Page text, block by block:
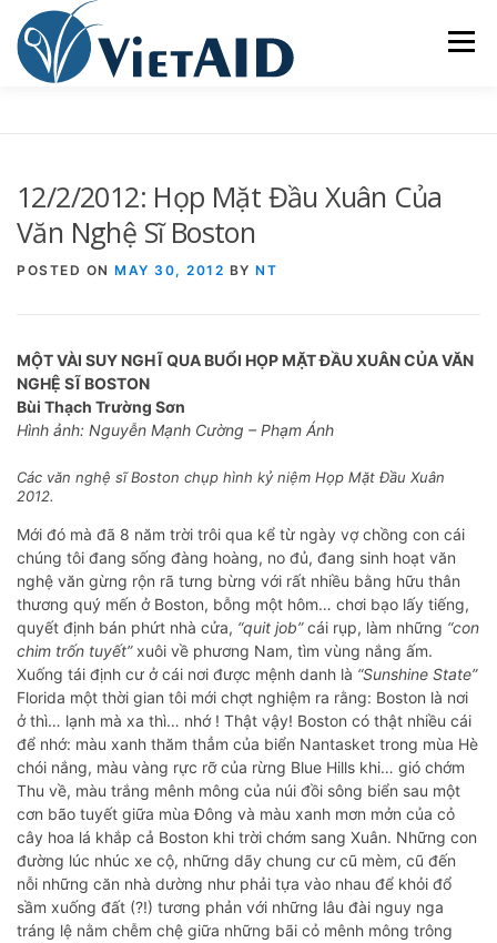
content
Menu
TRUNG TÂM CỘNG ĐỒNG SINH HOẠT
12/2/2012: Họp Mặt Đầu Xuân Của
Văn Nghệ Sĩ Boston
POSTED ON MAY 30, 2012 BY NT
MỘT VÀI SUY NGHĨ QUA BUỔI HỌP MẶT ĐẦU XUÂN CỦA VĂN
NGHỆ SĨ BOSTON
Bùi Thạch Trường Sơn
Hình ảnh: Nguyễn Mạnh Cường – Phạm Ánh
Các văn nghệ sĩ Boston chụp hình kỷ niệm Họp Mặt Đầu Xuân
2012.
Mới đó mà đã 8 năm trời trôi qua kể từ ngày vợ chồng con cái
chúng tôi đang sống đàng hoàng, no đủ, đang sinh hoạt văn
nghệ văn gừng rộn rã tưng bừng với rất nhiều bằng hữu thân
thương quý mến ở Boston, bỗng một hôm… chơi bạo lấy tiếng,
quyết định bán phứt nhà cửa, “quit job”cái rụp, làm những “con
chim trốn tuyết”xuôi về phương Nam, tìm vùng nắng ấm.
Xuống tái định cư ở cái nơi được mệnh danh là “Sunshine State”
Florida một thời gian tôi mới chợt nghiệm ra rằng: Boston là nơi
ở thì… lạnh mà xa thì… nhớ ! Thật vậy! Boston có thật nhiều cái
để nhớ: màu xanh thăm thẳm của biển Nantasket trong mùa Hè
chói nắng, màu vàng rực rỡ của rừng Blue Hills khi… gió chớm
Thu về, màu trắng mênh mông của núi đồi sông biển sau một
cơn bão tuyết giữa mùa Đông và màu xanh mơn mởn của cỏ
cây hoa lá khắp cả Boston khi trời chớm sang Xuân. Những con
đường lúc nhúc xe cộ, những dãy chung cư cũ mèm, cũ đến
nỗi những căn nhà dường như phải tựa vào nhau để khỏi đổ
sầm xuống đất (?!) tương phản với những lâu đài nguy nga
tráng lệ nằm chễm chệ giữa những bãi cỏ mênh mông trông